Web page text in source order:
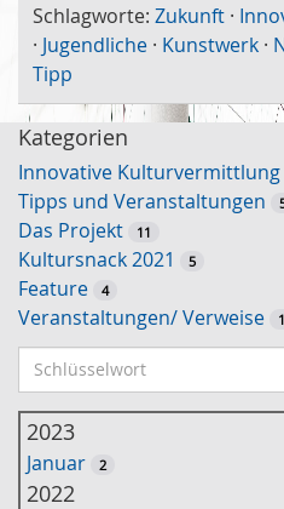
Schlagworte: Zukunft ·
· Jugendliche · Kunstwerk ·
Tipp
Kategorien
Innovative Kulturvermittlung
Tipps und Veranstaltungen
Das Projekt 11
Kultursnack 2021 5
Feature 4
Veranstaltungen/ Verweise 1
c
h
ü
2023
Januar 2
2022